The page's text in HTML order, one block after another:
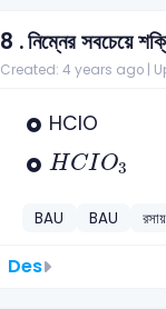
8 .নিম্নের সবচেয়ে
Created: 4 years ago |
HCIO
HCI O3
HCIO3
BAU BAU
Des